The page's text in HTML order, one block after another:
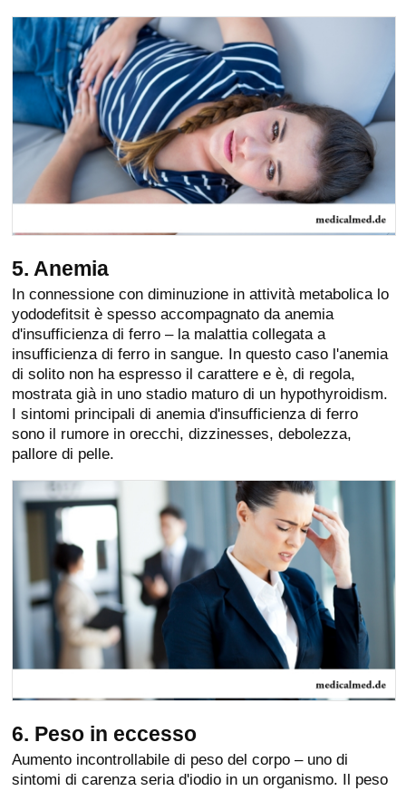
5. Anemia
In connessione con diminuzione in attività metabolica lo
yododefitsit è spesso accompagnato da anemia
d'insufficienza di ferro – la malattia collegata a
insufficienza di ferro in sangue. In questo caso l'anemia
di solito non ha espresso il carattere e è, di regola,
mostrata già in uno stadio maturo di un hypothyroidism.
I sintomi principali di anemia d'insufficienza di ferro
sono il rumore in orecchi, dizzinesses, debolezza,
pallore di pelle.
6. Peso in eccesso
Aumento incontrollabile di peso del corpo – uno di
sintomi di carenza seria d'iodio in un organismo. Il peso